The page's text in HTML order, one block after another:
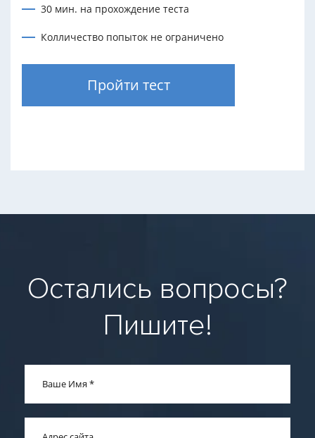
30 мин. на прохождение теста
Колличество попыток не ограничено
Пройти тест
Остались вопросы?
Пишите!
Ваше Имя *